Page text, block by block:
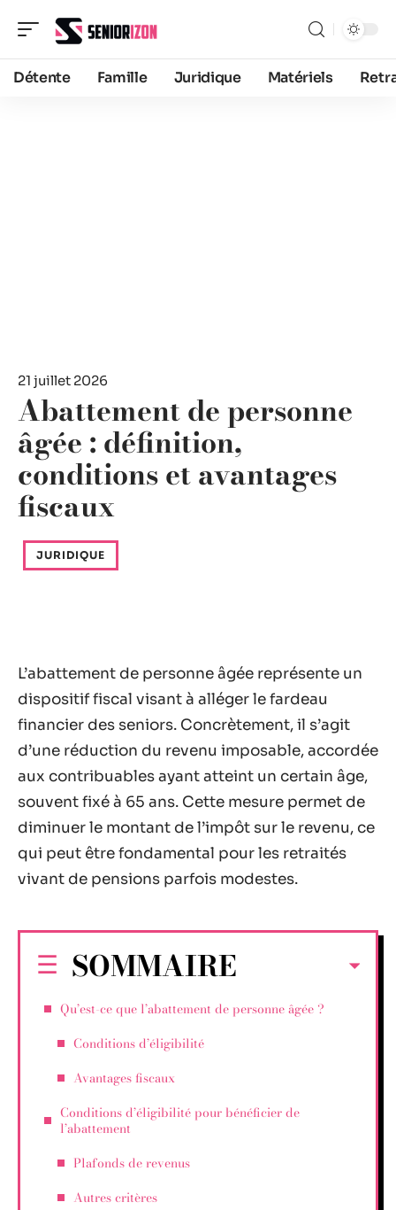
Détente Famille Juridique Matériels
21 juillet 2026
Abattement de personne
âgée : définition,
conditions et avantages
fiscaux
JURIDIQUE
L’abattement de personne âgée représente un
dispositif fiscal visant à alléger le fardeau
financier des seniors. Concrètement, il s’agit
d’une réduction du revenu imposable, accordée
aux contribuables ayant atteint un certain âge,
souvent fixé à 65 ans. Cette mesure permet de
diminuer le montant de l’impôt sur le revenu, ce
qui peut être fondamental pour les retraités
vivant de pensions parfois modestes.
SOMMAIRE
Qu’est-ce que l’abattement de personne âgée ?
Conditions d’éligibilité
Avantages fiscaux
Conditions d’éligibilité pour bénéficier de
l’abattement
Plafonds de revenus
Autres critères